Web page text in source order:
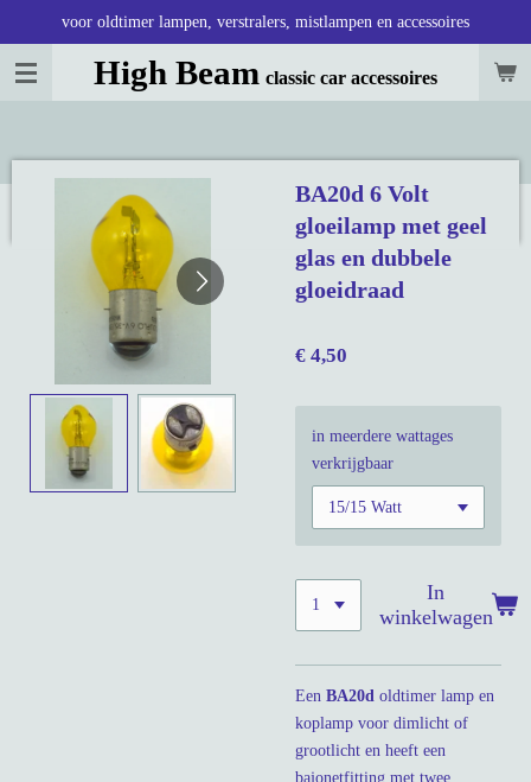
naar
High Beam classic car accessoires
voor oldtimer lampen, verstralers, mistlampen en accessoires
BA20d 6 Volt
gloeilamp met geel
glas en dubbele
gloeidraad
€ 4,50
in meerdere wattages
verkrijgbaar
In
winkelwagen
Een BA20d oldtimer lamp en
koplamp voor dimlicht of
grootlicht en heeft een
bajonetfitting met twee